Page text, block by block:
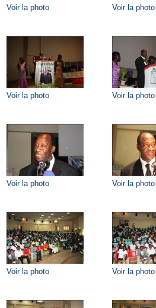
Voir la photo Voir la photo
Voir la photo Voir la photo
Voir la photo Voir la photo
Voir la photo Voir la photo